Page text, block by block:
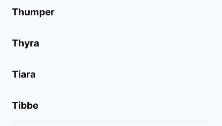
Thumper
Thyra
Tiara
Tibbe